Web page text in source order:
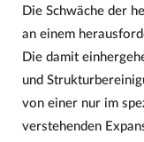
Die Schwäche der
an einem
Die damit
und
von einer nur im
verstehenden